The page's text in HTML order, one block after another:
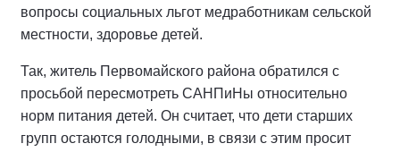
вопросы социальных льгот медработникам сельской
местности, здоровье детей.
Так, житель Первомайского района обратился с
просьбой пересмотреть САНПиНы относительно
норм питания детей. Он считает, что дети старших
групп остаются голодными, в связи с этим просит